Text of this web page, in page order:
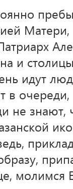
и
идут
в
не знают,
молимся